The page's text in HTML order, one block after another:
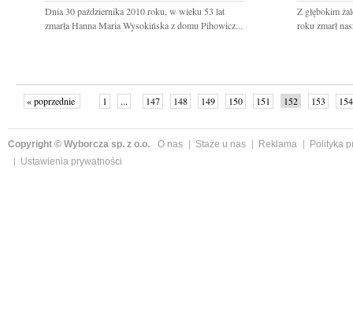
Dnia 30 października 2010 roku, w wieku 53 lat
zmarła Hanna Maria Wysokińska z domu Pihowicz...
Z głębokim
roku zmarł
« poprzednie 1 ... 147 148 149 150 151 152 153
154
Copyright © Wyborcza sp. z o.o. O nas Staże u nas Reklama
Polityka
Ustawienia prywatności